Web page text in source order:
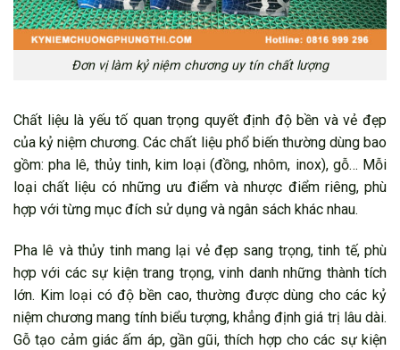
Đơn vị làm kỷ niệm chương uy tín chất lượng
Chất liệu là yếu tố quan trọng quyết định độ bền và vẻ đẹp
của kỷ niệm chương. Các chất liệu phổ biến thường dùng bao
gồm: pha lê, thủy tinh, kim loại (đồng, nhôm, inox), gỗ… Mỗi
loại chất liệu có những ưu điểm và nhược điểm riêng, phù
hợp với từng mục đích sử dụng và ngân sách khác nhau.
Pha lê và thủy tinh mang lại vẻ đẹp sang trọng, tinh tế, phù
hợp với các sự kiện trang trọng, vinh danh những thành tích
lớn. Kim loại có độ bền cao, thường được dùng cho các kỷ
niệm chương mang tính biểu tượng, khẳng định giá trị lâu dài.
Gỗ tạo cảm giác ấm áp, gần gũi, thích hợp cho các sự kiện